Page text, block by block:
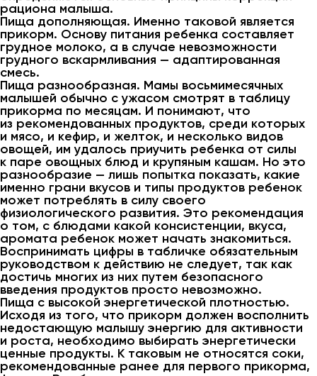
рациона малыша.
Пища дополняющая. Именно таковой является
прикорм. Основу питания ребенка составляет
грудное молоко, а в случае невозможности
грудного вскармливания — адаптированная
смесь.
Пища разнообразная. Мамы восьмимесячных
малышей обычно с ужасом смотрят в таблицу
прикорма по месяцам. И понимают, что
из рекомендованных продуктов, среди которых
и мясо, и кефир, и желток, и несколько видов
овощей, им удалось приучить ребенка от силы
к паре овощных блюд и крупяным кашам. Но это
разнообразие — лишь попытка показать, какие
именно грани вкусов и типы продуктов ребенок
может потреблять в силу своего
физиологического развития. Это рекомендация
о том, с блюдами какой консистенции, вкуса,
аромата ребенок может начать знакомиться.
Воспринимать цифры в табличке обязательным
руководством к действию не следует, так как
достичь многих из них путем безопасного
введения продуктов просто невозможно.
Пища с высокой энергетической плотностью.
Исходя из того, что прикорм должен восполнить
недостающую малышу энергию для активности
и роста, необходимо выбирать энергетически
ценные продукты. К таковым не относятся соки,
рекомендованные ранее для первого прикорма,